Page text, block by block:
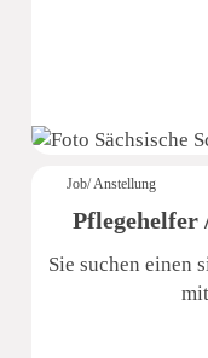
Job/ Anstellung
Sie suchen einen